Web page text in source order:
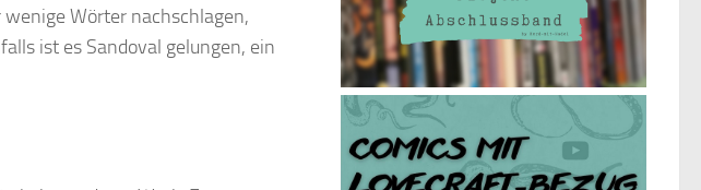
Wörter nachschlagen,
ist es Sandoval gelungen, ein